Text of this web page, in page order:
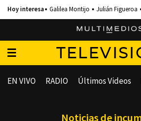
Galilea Montijo Julián Figueroa
EN VIVO RADIO Últimos Videos
Noticias de